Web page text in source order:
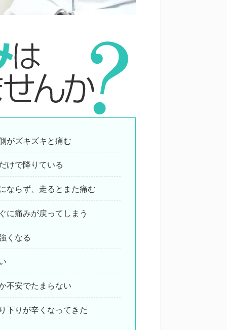
がズキズキと痛む
けで降りている
ならず、走るとまた痛む
に痛みが戻ってしまう
くなる
不安でたまらない
下りが辛くなってきた